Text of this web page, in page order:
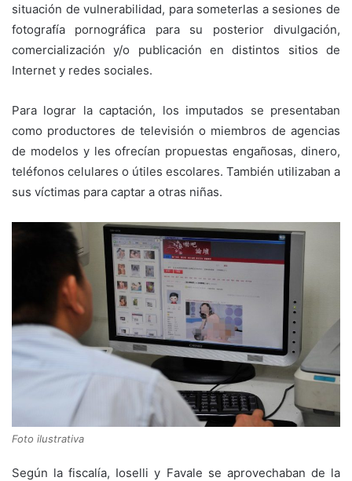
situación de vulnerabilidad, para someterlas a sesiones de
fotografía pornográfica para su posterior divulgación,
comercialización y/o publicación en distintos sitios de
Internet y redes sociales.
Para lograr la captación, los imputados se presentaban
como productores de televisión o miembros de agencias
de modelos y les ofrecían propuestas engañosas, dinero,
teléfonos celulares o útiles escolares. También utilizaban a
sus víctimas para captar a otras niñas.
Foto ilustrativa
Según la fiscalía, Ioselli y Favale se aprovechaban de la